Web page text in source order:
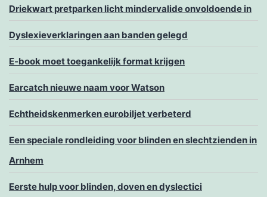
Driekwart pretparken licht mindervalide onvoldoende in
Dyslexieverklaringen aan banden gelegd
E-book moet toegankelijk format krijgen
Earcatch nieuwe naam voor Watson
Echtheidskenmerken eurobiljet verbeterd
Een speciale rondleiding voor blinden en slechtzienden in
Arnhem
Eerste hulp voor blinden, doven en dyslectici